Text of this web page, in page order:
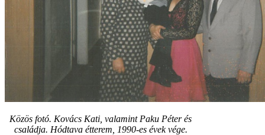
Közös fotó. Kovács Kati, valamint Paku Péter és
családja. Hódtava étterem, 1990-es évek vége.